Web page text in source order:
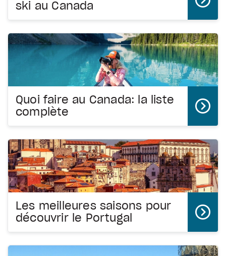
ski au Canada
Quoi faire au Canada: la liste
complète
Les meilleures saisons pour
découvrir le Portugal